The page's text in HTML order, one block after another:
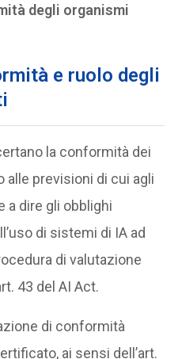
degli organismi
e ruolo degli
la conformità dei
alle previsioni di cui agli
a dire gli obblighi
di sistemi di IA ad
di valutazione
43 del AI Act.
di conformità
ai sensi dell’art.